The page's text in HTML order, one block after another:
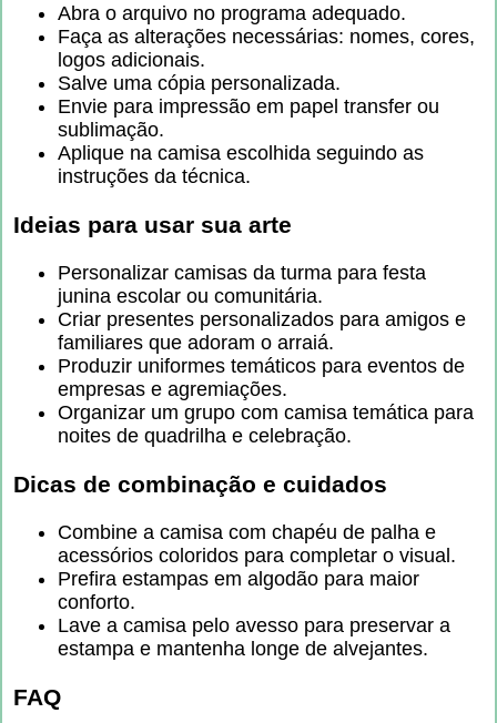
Abra o arquivo no programa adequado.
Faça as alterações necessárias: nomes, cores,
logos adicionais.
Salve uma cópia personalizada.
Envie para impressão em papel transfer ou
sublimação.
Aplique na camisa escolhida seguindo as
instruções da técnica.
Ideias para usar sua arte
Personalizar camisas da turma para festa
junina escolar ou comunitária.
Criar presentes personalizados para amigos e
familiares que adoram o arraiá.
Produzir uniformes temáticos para eventos de
empresas e agremiações.
Organizar um grupo com camisa temática para
noites de quadrilha e celebração.
Dicas de combinação e cuidados
Combine a camisa com chapéu de palha e
acessórios coloridos para completar o visual.
Prefira estampas em algodão para maior
conforto.
Lave a camisa pelo avesso para preservar a
estampa e mantenha longe de alvejantes.
FAQ